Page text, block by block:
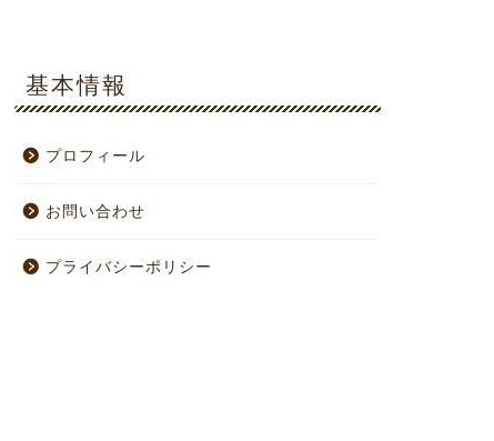
基本情報
プロフィール
お問い合わせ
プライバシーポリシー